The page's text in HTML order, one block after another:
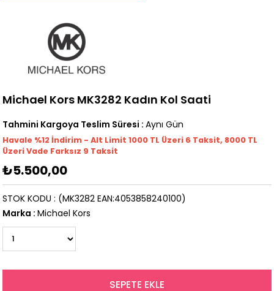
Michael Kors MK3282 Kadın Kol Saati
Tahmini Kargoya Teslim Süresi : Aynı Gün
Havale %12 İndirim - Alt Limit 1000 TL Üzeri 6 Taksit, 8000 TL
Üzeri Vade Farksız 9 Taksit
₺5.500,00
(MK3282 EAN:4053858240100)
STOK KODU
Marka : Michael Kors